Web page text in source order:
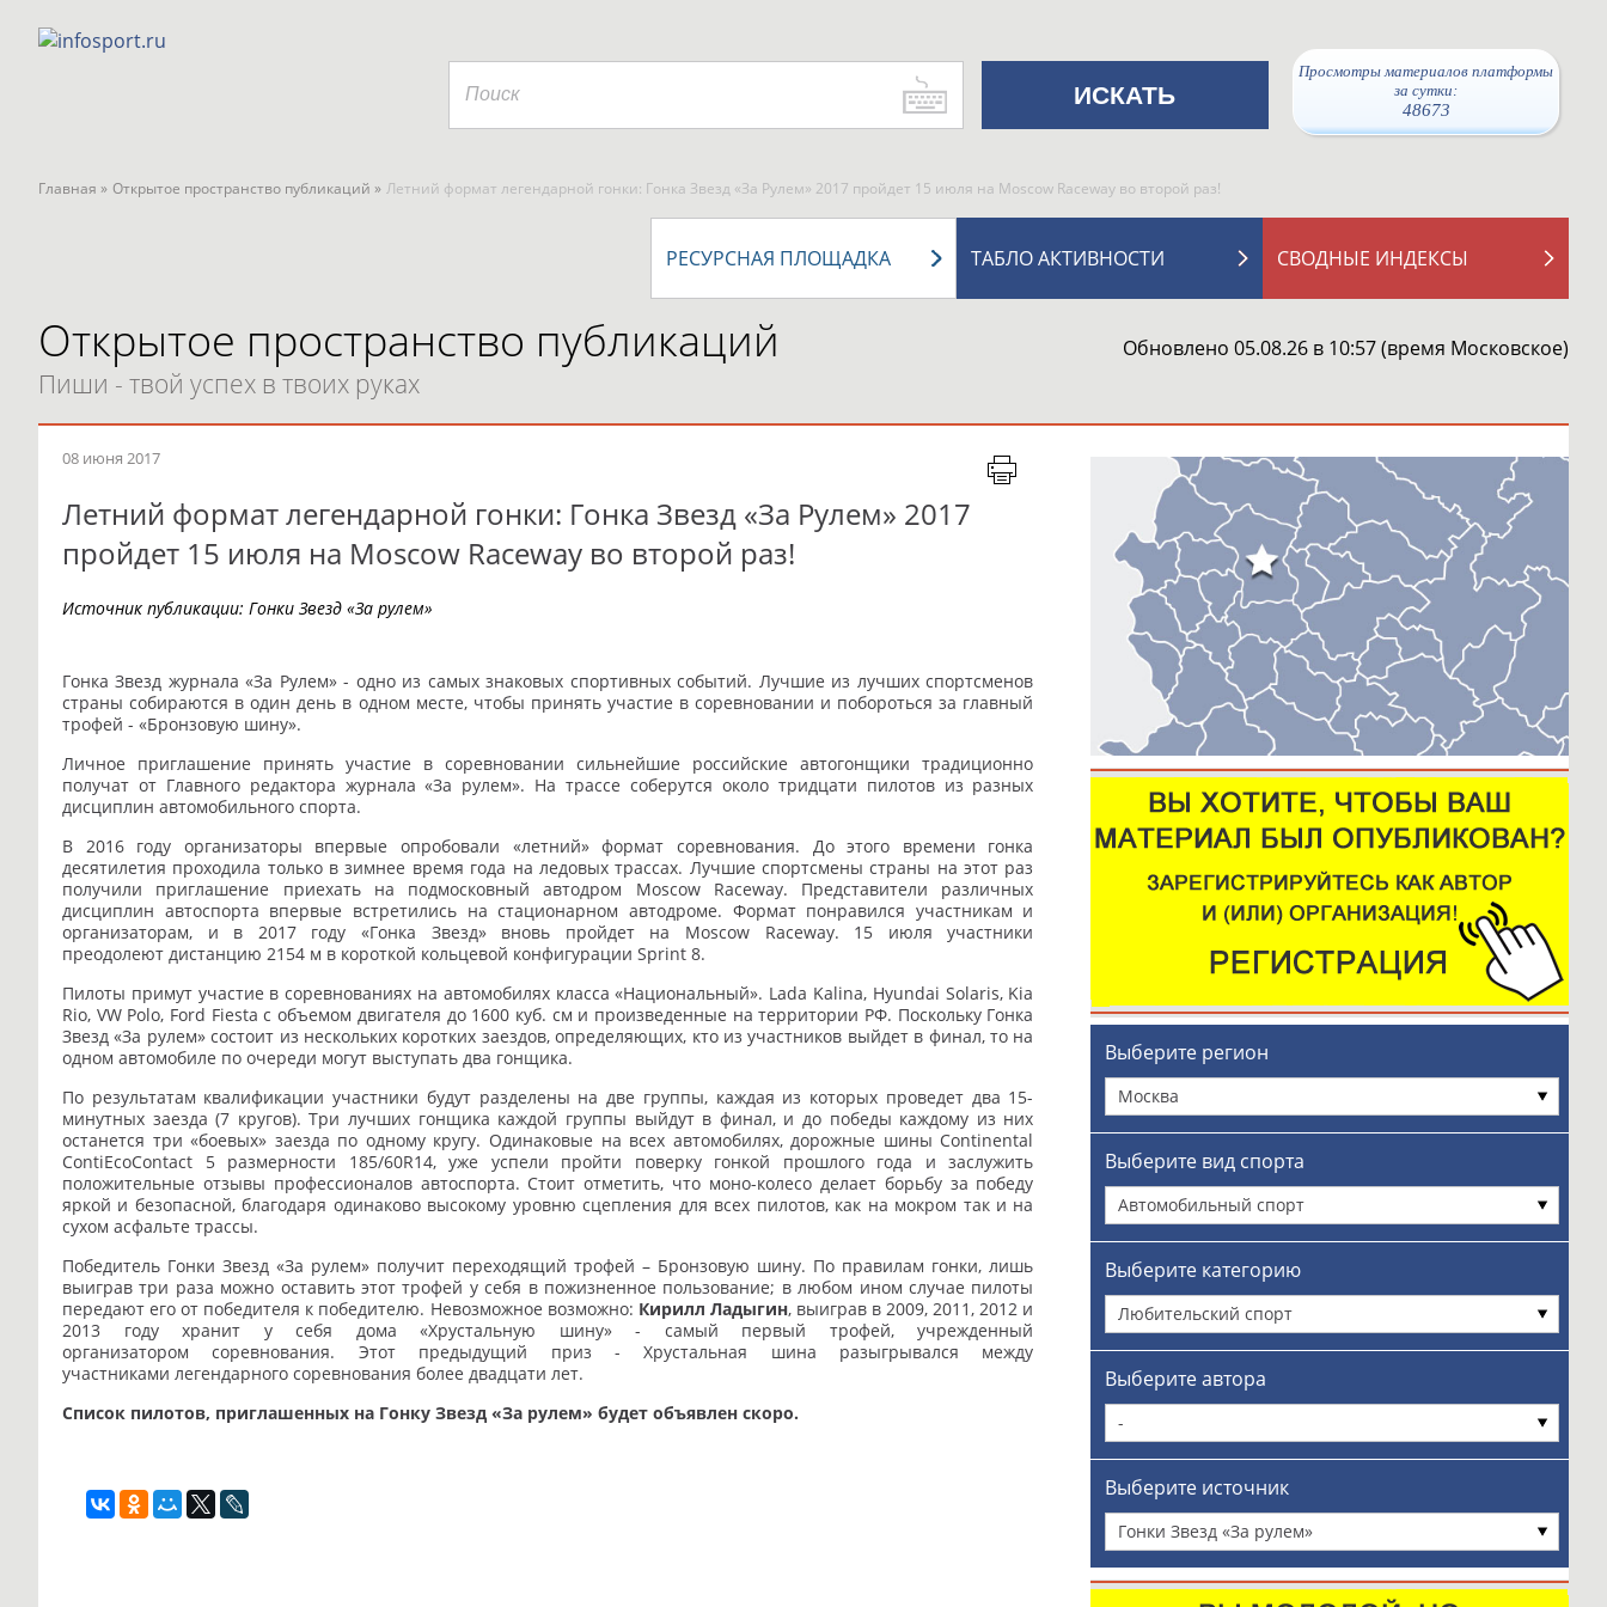
Просмотры материалов платформы
за сутки:
48673
Главная » Открытое пространство публикаций » Летний формат легендарной гонки: Гонка Звезд «За Рулем» 2017 пройдет 15 июля на Moscow Raceway во второй раз!
СВОДНЫЕ ИНДЕКСЫ
ТАБЛО АКТИВНОСТИ
РЕСУРСНАЯ ПЛОЩАДКА
Открытое пространство публикаций
Пиши - твой успех в твоих руках
Обновлено 05.08.26 в 10:57 (время Московское)
08 июня 2017
Летний формат легендарной гонки: Гонка Звезд «За Рулем» 2017
пройдет 15 июля на Moscow Raceway во второй раз!
Источник публикации: Гонки Звезд «За рулем»
Гонка Звезд журнала «За Рулем» - одно из самых знаковых спортивных событий. Лучшие из лучших спортсменов
страны собираются в один день в одном месте, чтобы принять участие в соревновании и побороться за главный
трофей - «Бронзовую шину».
Личное приглашение принять участие в соревновании сильнейшие российские автогонщикитрадиционно
получат от Главного редактора журнала «За рулем». На трассе соберутся около тридцати пилотов из разных
дисциплин автомобильного спорта.
В 2016 году организаторы впервые опробовали «летний» формат соревнования. До этого времени гонка
десятилетия проходила только в зимнее время года на ледовых трассах. Лучшие спортсмены страны на этот раз
получили приглашение приехать на подмосковныйавтодром Moscow Raceway. Представители различных
дисциплин автоспорта впервые встретились на стационарном автодроме. Формат понравился участникам и
организаторам, и в 2017 году «Гонка Звезд» вновь пройдет на Moscow Raceway. 15 июля участники
преодолеют дистанцию 2154 м в короткой кольцевой конфигурации Sprint 8.
Пилоты примут участие в соревнованиях на автомобилях класса «Национальный». Lada Kalina, Hyundai Solaris, Kia
Rio, VW Polo, Ford Fiesta с объемом двигателя до 1600 куб. см и произведенные на территории РФ. Поскольку Гонка
Звезд «За рулем» состоит из нескольких коротких заездов, определяющих, кто из участников выйдет в финал, то на
одном автомобиле по очереди могут выступать два гонщика.
По результатам квалификации участники будут разделены на две группы, каждая из которых проведет два 15-
минутных заезда (7 кругов). Три лучших гонщика каждой группы выйдут в финал, и до победы каждому из них
останется три «боевых» заезда по одному кругу. Одинаковые на всех автомобилях, дорожные шины Continental
ContiEcoContact 5 размерности 185/60R14, уже успели пройти поверку гонкой прошлого года и заслужить
положительные отзывы профессионалов автоспорта. Стоит отметить, что моно-колесо делает борьбу за победу
яркой и безопасной, благодаря одинаково высокому уровню сцепления для всех пилотов, как на мокром так и на
сухом асфальте трассы.
Победитель Гонки Звезд «За рулем» получит переходящий трофей – Бронзовую шину. По правилам гонки, лишь
выиграв три раза можно оставить этот трофей у себя в пожизненное пользование; в любом ином случае пилоты
передают его от победителя к победителю. Невозможное возможно: Кирилл Ладыгин, выиграв в 2009, 2011, 2012 и
2013 году хранит усебя дома «Хрустальную шину» - самый первый трофей, учрежденный
организаторомсоревнования. Этот предыдущий приз - Хрустальная шина разыгрывался между
участниками легендарного соревнования более двадцати лет.
Список пилотов, приглашенных на Гонку Звезд «За рулем» будет объявлен скоро.
Выберите регион
Москва
Выберите вид спорта
Автомобильный спорт
Выберите категорию
Любительский спорт
Выберите автора
-
Выберите источник
Гонки Звезд «За рулем»